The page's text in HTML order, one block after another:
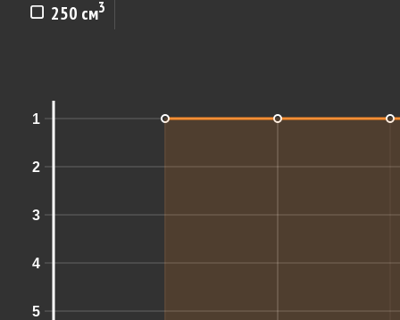
250 см3
1
2
3
4
5